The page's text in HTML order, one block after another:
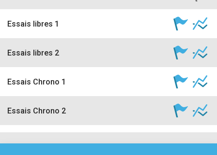
Essais libres 1
Essais libres 2
Essais Chrono 1
Essais Chrono 2